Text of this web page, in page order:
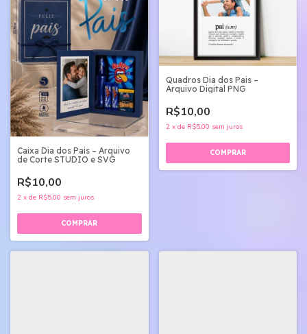
Caixa Dia dos Pais – Arquivo
de Corte STUDIO e SVG
R$10,00
2 x de R$5,00 sem juros
Quadros Dia dos Pais –
Arquivo Digital PNG
R$10,00
2 x de R$5,00 sem juros